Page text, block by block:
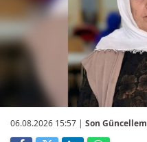
06.08.2026 15:57 | Son